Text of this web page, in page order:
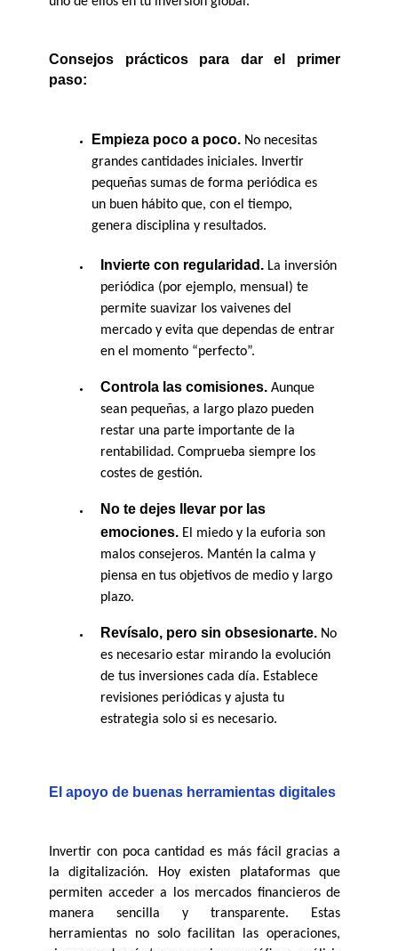
Consejos prácticos para dar el primer
paso:
Empieza poco a poco. No necesitas
grandes cantidades iniciales. Invertir
pequeñas sumas de forma periódica es
un buen hábito que, con el tiempo,
genera disciplina y resultados.
Invierte con regularidad. La inversión
periódica (por ejemplo, mensual) te
permite suavizar los vaivenes del
mercado y evita que dependas de entrar
en el momento “perfecto”.
Controla las comisiones. Aunque
sean pequeñas, a largo plazo pueden
restar una parte importante de la
rentabilidad. Comprueba siempre los
costes de gestión.
No te dejes llevar por las
emociones. El miedo y la euforia son
malos consejeros. Mantén la calma y
piensa en tus objetivos de medio y largo
plazo.
Revísalo, pero sin obsesionarte. No
es necesario estar mirando la evolución
de tus inversiones cada día. Establece
revisiones periódicas y ajusta tu
estrategia solo si es necesario.
El apoyo de buenas herramientas digitales
Invertir con poca cantidad es más fácil gracias a
la digitalización. Hoy existen plataformas que
permiten acceder a los mercados financieros de
manera sencilla y transparente. Estas
herramientas no solo facilitan las operaciones,